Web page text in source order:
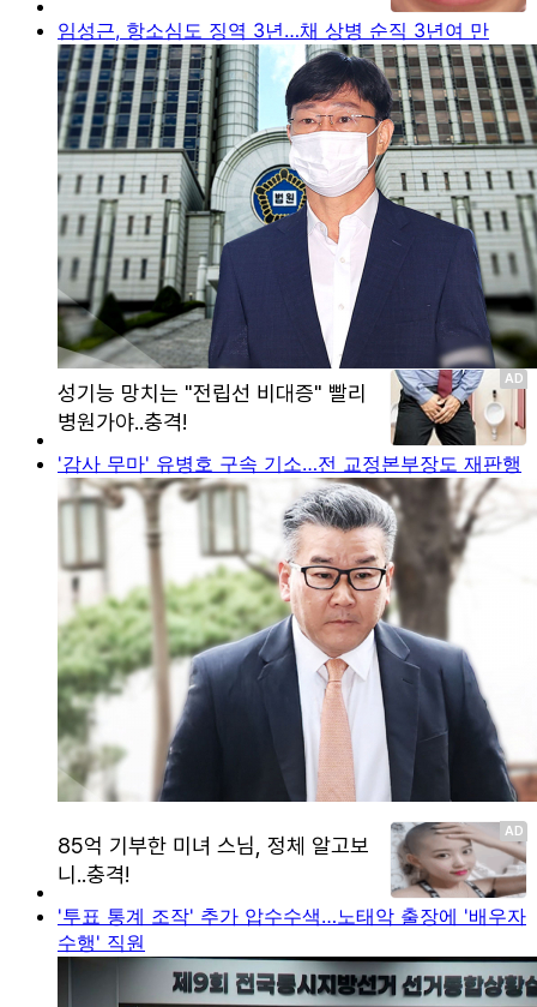
임성근, 항소심도 징역 3년…채 상병 순직 3년여 만
'감사 무마' 유병호 구속 기소…전 교정본부장도 재판행
'투표 통계 조작' 추가 압수수색…노태악 출장에 '배우자
수행' 직원